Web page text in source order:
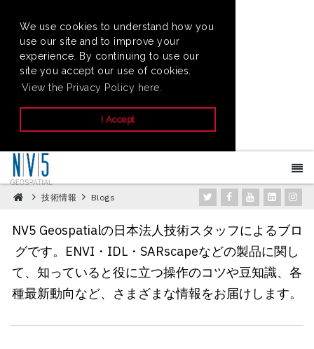
We use cookies to understand how you
use our site and to improve your
experience. By continuing to use our
site you accept our use of cookies.
View the Privacy Policy here.
I Accept
技術情報 Blogs
NV5 Geospatialの日本法人技術スタッフによるブロ
グです。ENVI・IDL・SARscapeなどの製品に関し
て、知っていると役に立つ操作のコツや豆知識、各
種最新動向など、さまざまな情報をお届けします。